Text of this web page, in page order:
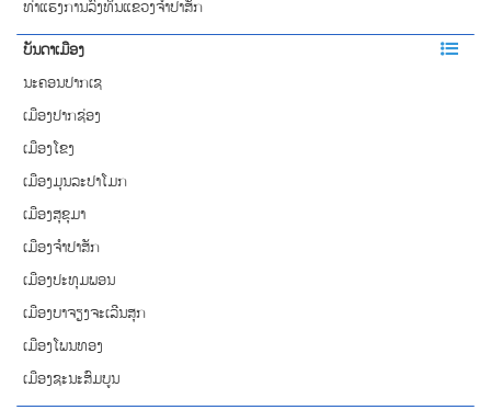
ທ່າແຮງການລົງທຶນແຂວງຈໍາປາສັກ
ບັນດາເມືອງ
ນະຄອນປາກເຊ
ເມືອງປາກຊ່ອງ
ເມືອງໂຂງ
ເມືອງມຸນລະປາໂມກ
ເມືອງສຸຂຸມາ
ເມືອງຈຳປາສັກ
ເມືອງປະທຸມພອນ
ເມືອງບາຈຽງຈະເລີນສຸກ
ເມືອງໂພນທອງ
ເມືອງຊະນະສົມບູນ